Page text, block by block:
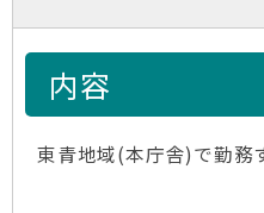
内容
東青地域(本庁舎)で勤務